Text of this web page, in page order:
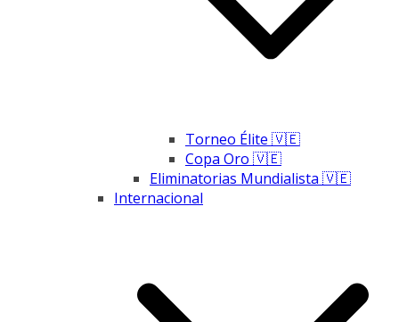
Torneo Élite 🇻🇪
Copa Oro 🇻🇪
Eliminatorias Mundialista 🇻🇪
Internacional